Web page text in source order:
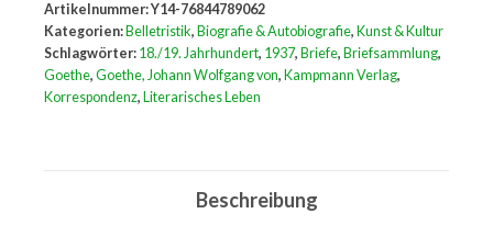
Goethe.
Gesammelte
Briefe.
Artikelnummer:Y14-76844789062
Kategorien: Belletristik, Biografie & Autobiografie, Kunst & Kultur
Schlagwörter: 18./19. Jahrhundert, 1937, Briefe, Briefsammlung,
Goethe, Goethe, Johann Wolfgang von, Kampmann Verlag,
Korrespondenz, Literarisches Leben
Beschreibung